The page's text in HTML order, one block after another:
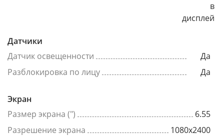
в
дисплей
Датчики
Датчик освещенности
Да
Разблокировка по лицу
Да
Экран
Размер экрана (")
6.55
Разрешение экрана
1080x2400